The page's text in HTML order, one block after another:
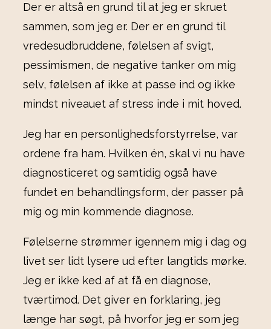
Der er altså en grund til at jeg er skruet
sammen, som jeg er. Der er en grund til
vredesudbruddene, følelsen af svigt,
pessimismen, de negative tanker om mig
selv, følelsen af ikke at passe ind og ikke
mindst niveauet af stress inde i mit hoved.
Jeg har en personlighedsforstyrrelse, var
ordene fra ham. Hvilken én, skal vi nu have
diagnosticeret og samtidig også have
fundet en behandlingsform, der passer på
mig og min kommende diagnose.
Følelserne strømmer igennem mig i dag og
livet ser lidt lysere ud efter langtids mørke.
Jeg er ikke ked af at få en diagnose,
tværtimod. Det giver en forklaring, jeg
længe har søgt, på hvorfor jeg er som jeg